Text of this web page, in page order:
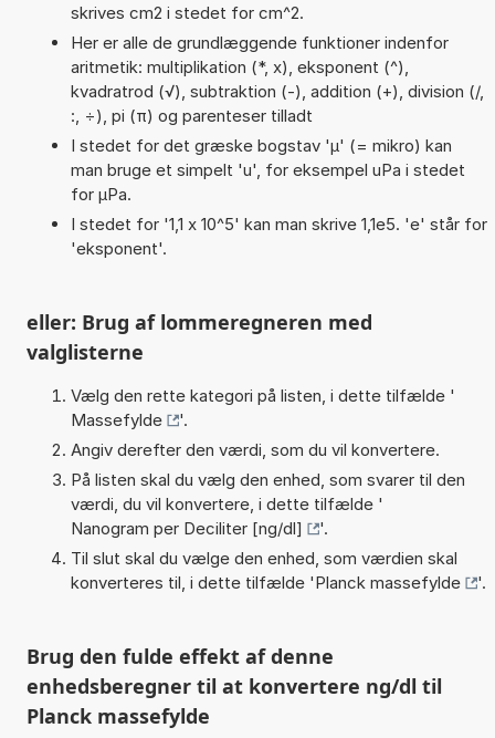
skrives cm2 i stedet for cm^2.
Her er alle de grundlæggende funktioner indenfor
aritmetik: multiplikation (*, x), eksponent (^),
kvadratrod (√), subtraktion (-), addition (+), division (/,
:, ÷), pi (π) og parenteser tilladt
I stedet for det græske bogstav 'µ' (= mikro) kan
man bruge et simpelt 'u', for eksempel uPa i stedet
for µPa.
I stedet for '1,1 x 10^5' kan man skrive 1,1e5. 'e' står for
'eksponent'.
eller: Brug af lommeregneren med
valglisterne
Vælg den rette kategori på listen, i dette tilfælde '
Massefylde
'.
Angiv derefter den værdi, som du vil konvertere.
På listen skal du vælg den enhed, som svarer til den
værdi, du vil konvertere, i dette tilfælde '
Nanogram per Deciliter [ng/dl]
'.
Til slut skal du vælge den enhed, som værdien skal
konverteres til, i dette tilfælde 'Planck massefylde '.
Brug den fulde effekt af denne
enhedsberegner til at konvertere ng/dl til
Planck massefylde